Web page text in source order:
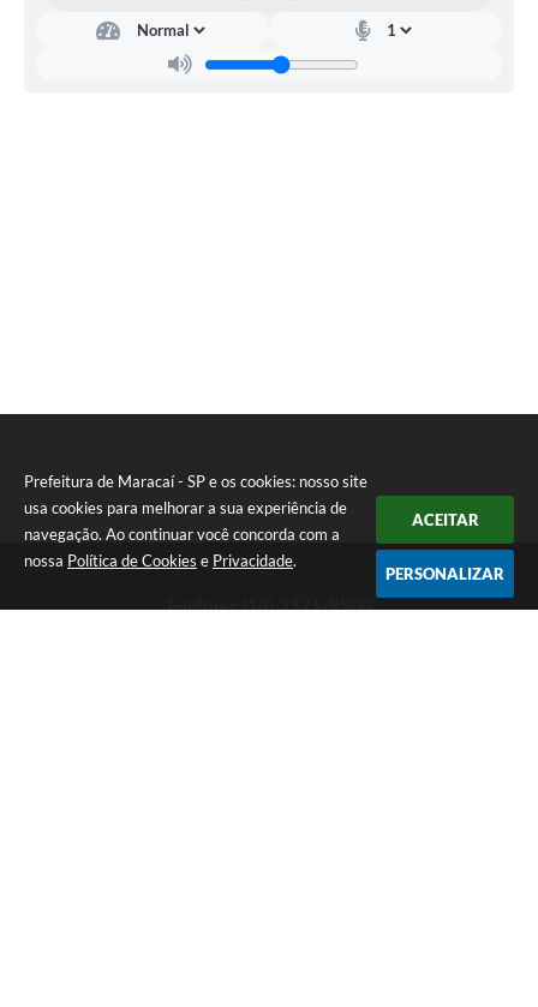
Prefeitura de Maracaí - SP e os cookies: nosso site
usa cookies para melhorar a sua experiência de
navegação. Ao continuar você concorda com a
nossa Política de Cookies e Privacidade.
ACEITAR
PERSONALIZAR
Telefone: (18) 3371-9500